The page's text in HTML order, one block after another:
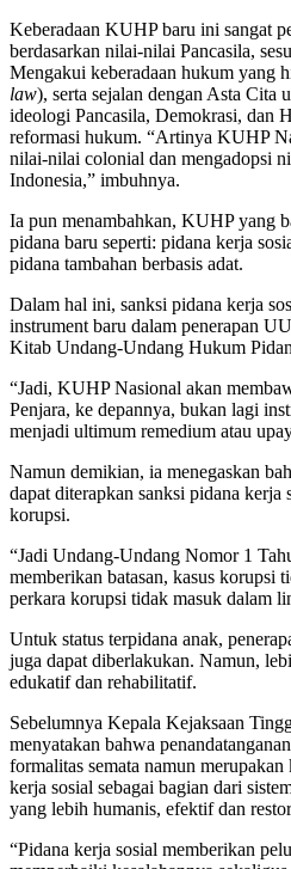
Keberadaan KUHP baru ini sangat
berdasarkan nilai-nilai Pancasila,
Mengakui keberadaan hukum yang
law), serta sejalan dengan Asta Cita
ideologi Pancasila, Demokrasi, dan
reformasi hukum. “Artinya KUHP
nilai-nilai colonial dan mengadopsi
Indonesia,” imbuhnya.
Ia pun menambahkan, KUHP yang
pidana baru seperti: pidana kerja
pidana tambahan berbasis adat.
Dalam hal ini, sanksi pidana kerja
instrument baru dalam penerapan
Kitab Undang-Undang Hukum
“Jadi, KUHP Nasional akan
Penjara, ke depannya, bukan lagi
menjadi ultimum remedium atau
Namun demikian, ia menegaskan
dapat diterapkan sanksi pidana kerja
korupsi.
“Jadi Undang-Undang Nomor 1
memberikan batasan, kasus korupsi
perkara korupsi tidak masuk dalam
Untuk status terpidana anak,
juga dapat diberlakukan. Namun,
edukatif dan rehabilitatif.
Sebelumnya Kepala Kejaksaan
menyatakan bahwa
formalitas semata namun
kerja sosial sebagai bagian dari
yang lebih humanis, efektif dan
“Pidana kerja sosial memberikan